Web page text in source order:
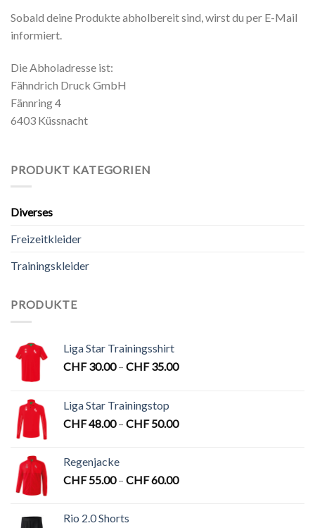
Sobald deine Produkte abholbereit sind, wirst du per E-Mail
informiert.
Die Abholadresse ist:
Fähndrich Druck GmbH
Fännring 4
6403 Küssnacht
PRODUKT KATEGORIEN
Diverses
Freizeitkleider
Trainingskleider
PRODUKTE
Liga Star Trainingsshirt
CHF30.00– CHF35.00
Liga Star Trainingstop
CHF48.00– CHF50.00
Regenjacke
CHF55.00– CHF60.00
Rio 2.0 Shorts